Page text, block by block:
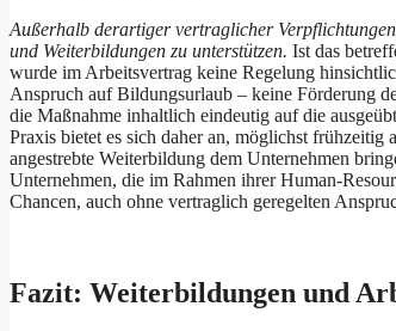
Außerhalb derartiger vertraglicher
und Weiterbildungen zu unterstützen. Ist das
wurde im Arbeitsvertrag keine Regelung
Anspruch auf Bildungsurlaub – keine Förderung
die Maßnahme inhaltlich eindeutig auf die
Praxis bietet es sich daher an, möglichst
angestrebte Weiterbildung dem Unternehmen
Unternehmen, die im Rahmen ihrer Human-
Chancen, auch ohne vertraglich geregelten
Fazit: Weiterbildungen und